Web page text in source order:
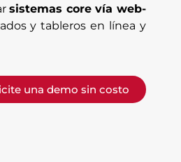
sistemas core vía web-
y tableros en línea y
una demo sin costo